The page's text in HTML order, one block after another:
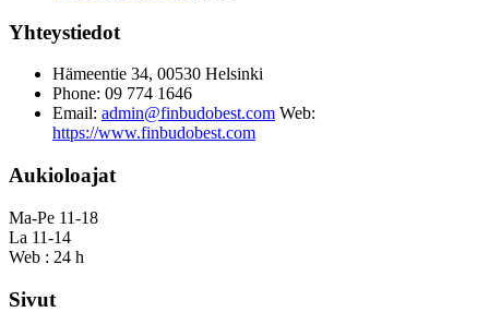
Yhteystiedot
Hämeentie 34, 00530 Helsinki
Phone: 09 774 1646
Email: admin@finbudobest.com Web:
https://www.finbudobest.com
Aukioloajat
Ma-Pe 11-18
La 11-14
Web : 24 h
Sivut